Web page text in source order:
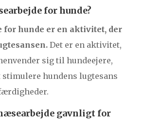
for hunde?
for hunde er en aktivitet, der
Det er en aktivitet,
sig til hundeejere,
stimulere hundens lugtesans
gavnligt for